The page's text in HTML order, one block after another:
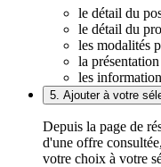
le détail du
le détail du
les modalités
la
les
5. Ajouter à votre
Depuis la page de
d'une offre
votre choix à votre